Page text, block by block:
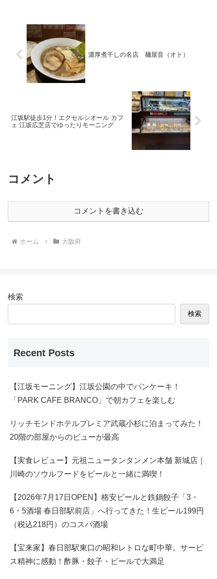
濃厚煮干しの名店 麺屋音（オト）
江坂駅徒歩1分！エクセルシオール カフ
ェ 江坂広芝店でゆったりモーニング
コメント
コメントを書き込む
ホーム 大阪府
検索
検索
Recent Posts
【江坂モーニング】江坂公園の中でパンケーキ！
「PARK CAFE BRANCO」で朝カフェを楽しむ
リッチモンドホテルプレミア武蔵小杉に泊まってみた！
20階の部屋からのビューが最高
【実食レビュー】元祖ニュータンタンメン本舗 新城店｜
川崎のソウルフードをビールと一緒に満喫！
【2026年7月17日OPEN】格安ビールと鉄鍋餃子「3・
6・5酒場 春日部駅前店」へ行ってきた！生ビール199円
（税込218円）のコスパ酒場
【宝来家】春日部駅東口の昭和レトロな町中華。サービ
ス精神に感動！酢豚・餃子・ビールで大満足